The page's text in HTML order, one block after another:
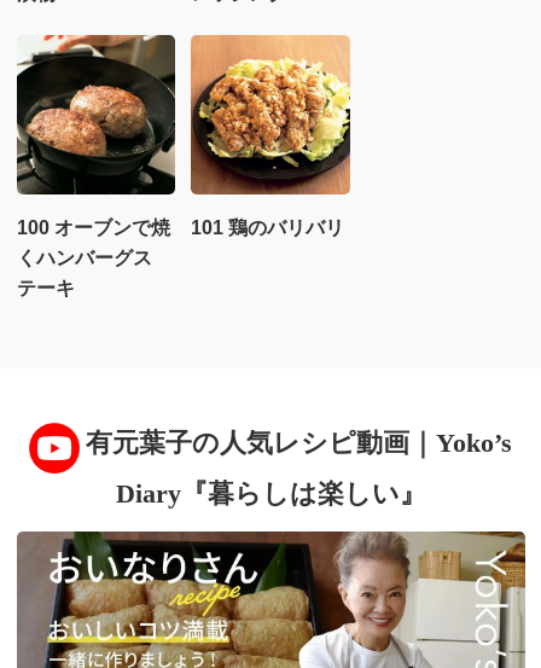
100 オーブンで焼
くハンバーグス
テーキ
101 鶏のバリバリ
有元葉子の人気レシピ動画｜Yoko’s
Diary『暮らしは楽しい』